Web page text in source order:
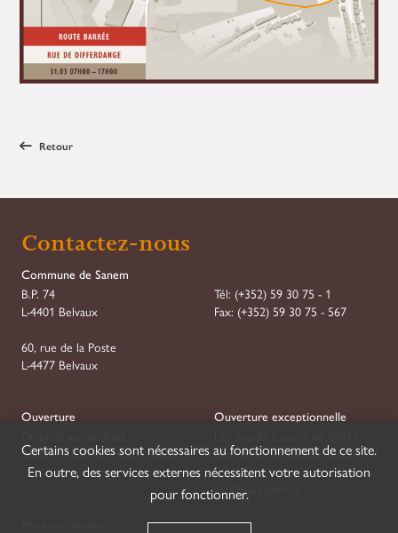
Retour
Contactez-nous
Commune de Sanem
B.P. 74
L-4401 Belvaux
60, rue de la Poste
L-4477 Belvaux
Tél: (+352) 59 30 75 - 1
Fax: (+352) 59 30 75 - 567
Ouverture
08h00–11h30 et 13h30–16h30
Ouverture exceptionnelle
Les mercredis jusqu'à 18h00
mail@suessem.lu
Certains cookies sont nécessaires au fonctionnement de ce site.
En outre, des services externes nécessitent votre autorisation
pour fonctionner.